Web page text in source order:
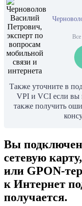
Также уточните в
VPI и VCI если вы
также получить
Вы
сетевую
или GPON-
к Интернет
получается.